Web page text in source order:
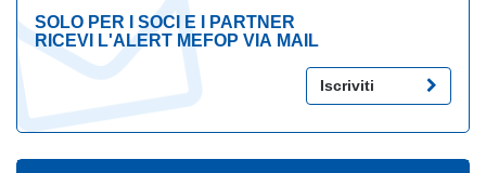
SOLO PER I SOCI E I PARTNER
RICEVI L'ALERT MEFOP VIA MAIL
Iscriviti